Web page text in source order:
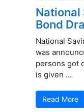
National
Bond
National
was
persons got
is given ...
Read More